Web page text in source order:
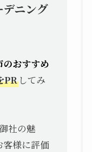
ニング
のおすすめ
PRしてみ
社の魅
客様に評価